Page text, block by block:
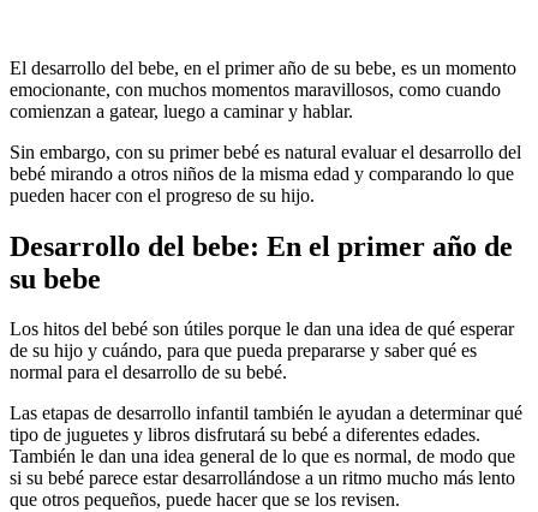
El desarrollo del bebe, en el primer año de su bebe, es un momento
emocionante, con muchos momentos maravillosos, como cuando
comienzan a gatear, luego a caminar y hablar.
Sin embargo, con su primer bebé es natural evaluar el desarrollo del
bebé mirando a otros niños de la misma edad y comparando lo que
pueden hacer con el progreso de su hijo.
Desarrollo del bebe: En el primer año de
su bebe
Los hitos del bebé son útiles porque le dan una idea de qué esperar
de su hijo y cuándo, para que pueda prepararse y saber qué es
normal para el desarrollo de su bebé.
Las etapas de desarrollo infantil también le ayudan a determinar qué
tipo de juguetes y libros disfrutará su bebé a diferentes edades.
También le dan una idea general de lo que es normal, de modo que
si su bebé parece estar desarrollándose a un ritmo mucho más lento
que otros pequeños, puede hacer que se los revisen.